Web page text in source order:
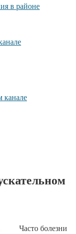
в районе
канале
Часто болезни